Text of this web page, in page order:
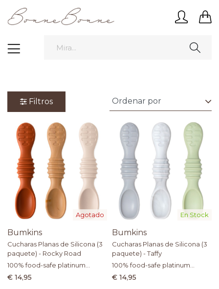
Filtros
Agotado
Bumkins
Cucharas Planas de Silicona (3
paquete) - Rocky Road
100% food-safe platinum
silicone
€ 14,95
En Stock
Bumkins
Cucharas Planas de Silicona (3
paquete) - Taffy
100% food-safe platinum
silicone
€ 14,95